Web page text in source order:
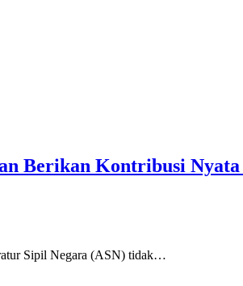
Berikan Kontribusi
Sipil Negara (ASN) tidak…